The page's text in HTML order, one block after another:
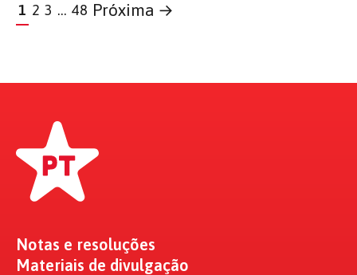
1 2 3 … 48 Próxima →
Notas e resoluções
Materiais de divulgação